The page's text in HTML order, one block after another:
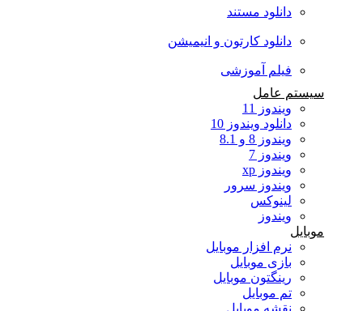
دانلود مستند
دانلود کارتون و انیمیشن
فیلم آموزشی
سیستم عامل
ویندوز 11
دانلود ویندوز 10
ویندوز 8 و 8.1
ویندوز 7
ویندوز xp
ویندوز سرور
لینوکس
ویندوز
نرم افزار موبایل
بازی موبایل
رینگتون موبایل
تم موبایل
نقشه موبایل